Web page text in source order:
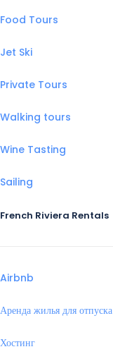
Food Tours
Jet Ski
Private Tours
Walking tours
Wine Tasting
Sailing
French Riviera Rentals
Airbnb
Аренда жилья для отпуска
Хостинг